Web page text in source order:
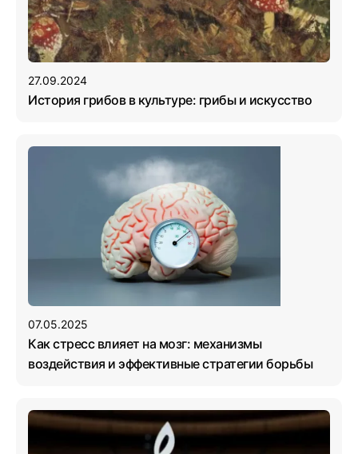
27.09.2024
История грибов в культуре: грибы и искусство
07.05.2025
Как стресс влияет на мозг: механизмы
воздействия и эффективные стратегии борьбы